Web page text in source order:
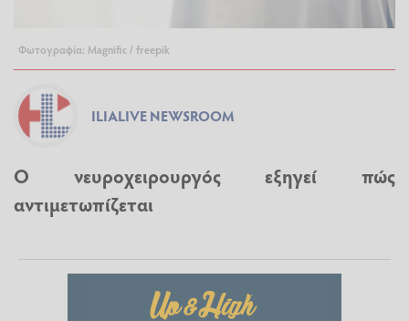
Φωτογραφία: Magnific / freepik
ILIALIVE NEWSROOM
Ο νευροχειρουργός εξηγεί πώς
αντιμετωπίζεται